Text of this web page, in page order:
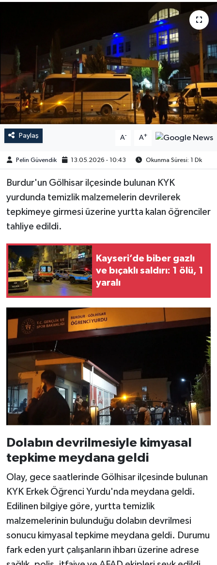
Paylaş A- A+
Pelin Güvendik 13.05.2026 - 10:43 Okunma Süresi: 1 Dk
Burdur'un Gölhisar ilçesinde bulunan KYK
yurdunda temizlik malzemelerin devrilerek
tepkimeye girmesi üzerine yurtta kalan öğrenciler
tahliye edildi.
Kayseri’de biber gazlı
ve bıçaklı saldırı: 1 ölü, 1
yaralı
Dolabın devrilmesiyle kimyasal
tepkime meydana geldi
Olay, gece saatlerinde Gölhisar ilçesinde bulunan
KYK Erkek Öğrenci Yurdu'nda meydana geldi.
Edilinen bilgiye göre, yurtta temizlik
malzemelerinin bulunduğu dolabın devrilmesi
sonucu kimyasal tepkime meydana geldi. Durumu
fark eden yurt çalışanların ihbarı üzerine adrese